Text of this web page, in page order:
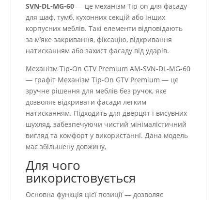
SVN-DL-MG-60 — це механізм Tip-on для фасаду
для шаф, тумб, кухонних секцій або інших
корпусних меблів. Такі елементи відповідають
за м’яке закривання, фіксацію, відкривання
натисканням або захист фасаду від ударів.
Механізм Tip-On GTV Premium AM-SVN-DL-MG-60
— графіт Механізм Tip-On GTV Premium — це
зручне рішення для меблів без ручок, яке
дозволяє відкривати фасади легким
натисканням. Підходить для дверцят і висувних
шухляд, забезпечуючи чистий мінімалістичний
вигляд та комфорт у використанні. Дана модель
має збільшену довжину,
Для чого
використовується
Основна функція цієї позиції — дозволяє